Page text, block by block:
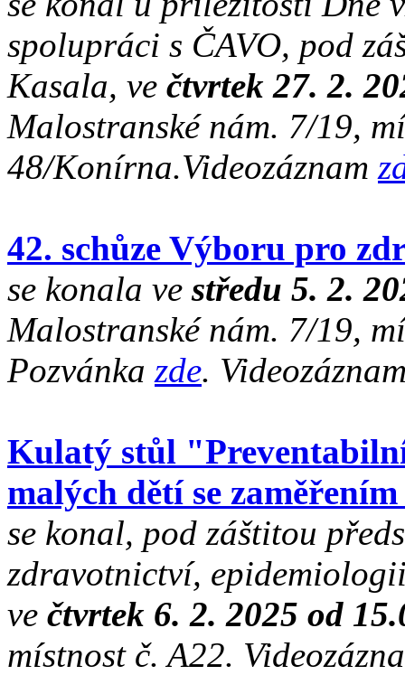
spolupráci s ČAVO, pod
Kasala, ve čtvrtek 27. 2.
Malostranské nám. 7/19,
48/Konírna.Videozáznam
42. schůze Výboru pro
se konala ve středu 5. 2.
Malostranské nám. 7/19,
Pozvánka zde.
Kulatý stůl
malých dětí se
se konal, pod záštitou
zdravotnictví,
ve čtvrtek 6. 2. 2025 od
místnost č. A22.